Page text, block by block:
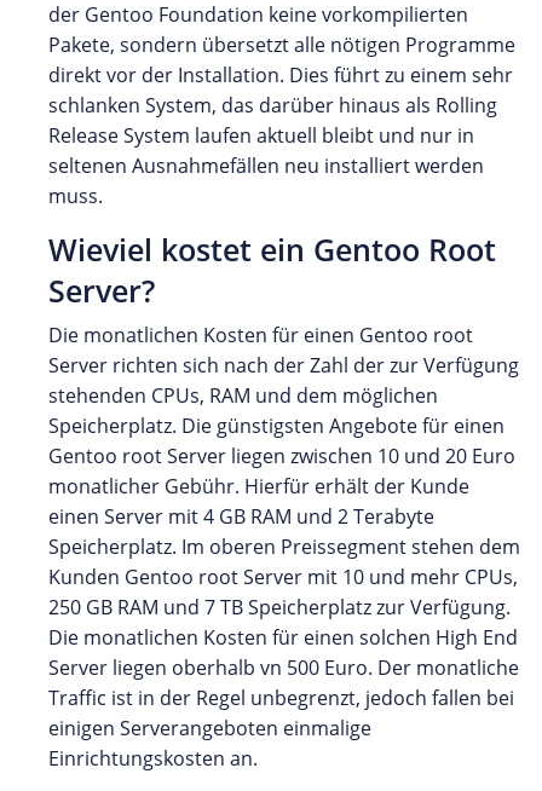
der Gentoo Foundation keine vorkompilierten
Pakete, sondern übersetzt alle nötigen Programme
direkt vor der Installation. Dies führt zu einem sehr
schlanken System, das darüber hinaus als Rolling
Release System laufen aktuell bleibt und nur in
seltenen Ausnahmefällen neu installiert werden
muss.
Wieviel kostet ein Gentoo Root
Server?
Die monatlichen Kosten für einen Gentoo root
Server richten sich nach der Zahl der zur Verfügung
stehenden CPUs, RAM und dem möglichen
Speicherplatz. Die günstigsten Angebote für einen
Gentoo root Server liegen zwischen 10 und 20 Euro
monatlicher Gebühr. Hierfür erhält der Kunde
einen Server mit 4 GB RAM und 2 Terabyte
Speicherplatz. Im oberen Preissegment stehen dem
Kunden Gentoo root Server mit 10 und mehr CPUs,
250 GB RAM und 7 TB Speicherplatz zur Verfügung.
Die monatlichen Kosten für einen solchen High End
Server liegen oberhalb vn 500 Euro. Der monatliche
Traffic ist in der Regel unbegrenzt, jedoch fallen bei
einigen Serverangeboten einmalige
Einrichtungskosten an.